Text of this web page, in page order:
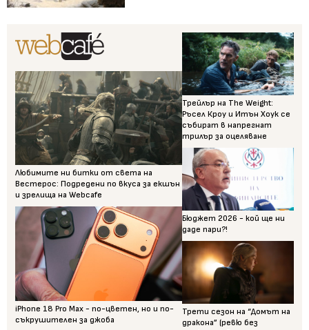
Любимите ни битки от света на
Вестерос: Подредени по вкуса за екшън
и зрелища на Webcafe
iPhone 18 Pro Max - по-цветен, но и по-
съкрушителен за джоба
Трейлър на The Weight:
Ръсел Кроу и Итън Хоук се
събират в напрегнат
трилър за оцеляване
Бюджет 2026 - кой ще ни
даде пари?!
Трети сезон на “Домът на
дракона” (ревю без